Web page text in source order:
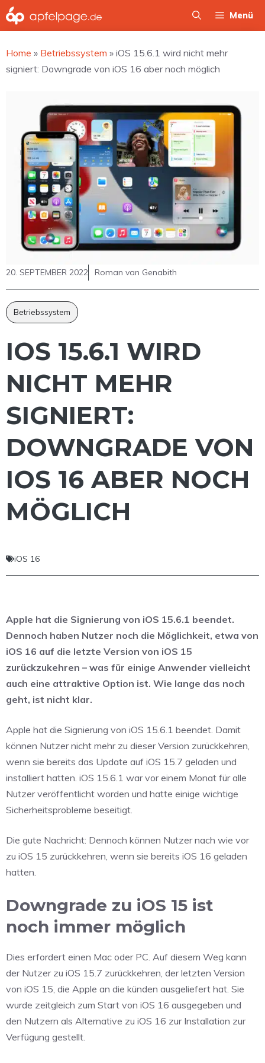
Zum
Inhalt
Menü
Home » Betriebssystem » iOS 15.6.1 wird nicht mehr
signiert: Downgrade von iOS 16 aber noch möglich
20. SEPTEMBER 2022 Roman van Genabith
Betriebssystem
IOS 15.6.1 WIRD
NICHT MEHR
SIGNIERT:
DOWNGRADE VON
IOS 16 ABER NOCH
MÖGLICH
iOS 16
Apple hat die Signierung von iOS 15.6.1 beendet.
Dennoch haben Nutzer noch die Möglichkeit, etwa von
iOS 16 auf die letzte Version von iOS 15
zurückzukehren – was für einige Anwender vielleicht
auch eine attraktive Option ist. Wie lange das noch
geht, ist nicht klar.
Apple hat die Signierung von iOS 15.6.1 beendet. Damit
können Nutzer nicht mehr zu dieser Version zurückkehren,
wenn sie bereits das Update auf iOS 15.7 geladen und
installiert hatten. iOS 15.6.1 war vor einem Monat für alle
Nutzer veröffentlicht worden und hatte einige wichtige
Sicherheitsprobleme beseitigt.
Die gute Nachricht: Dennoch können Nutzer nach wie vor
zu iOS 15 zurückkehren, wenn sie bereits iOS 16 geladen
hatten.
Downgrade zu iOS 15 ist
noch immer möglich
Dies erfordert einen Mac oder PC. Auf diesem Weg kann
der Nutzer zu iOS 15.7 zurückkehren, der letzten Version
von iOS 15, die Apple an die künden ausgeliefert hat. Sie
wurde zeitgleich zum Start von iOS 16 ausgegeben und
den Nutzern als Alternative zu iOS 16 zur Installation zur
Verfügung gestellt.